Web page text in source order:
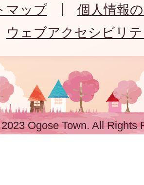
マップ
個人情報
ウェブアクセシビリ
Ogose Town. All Rights